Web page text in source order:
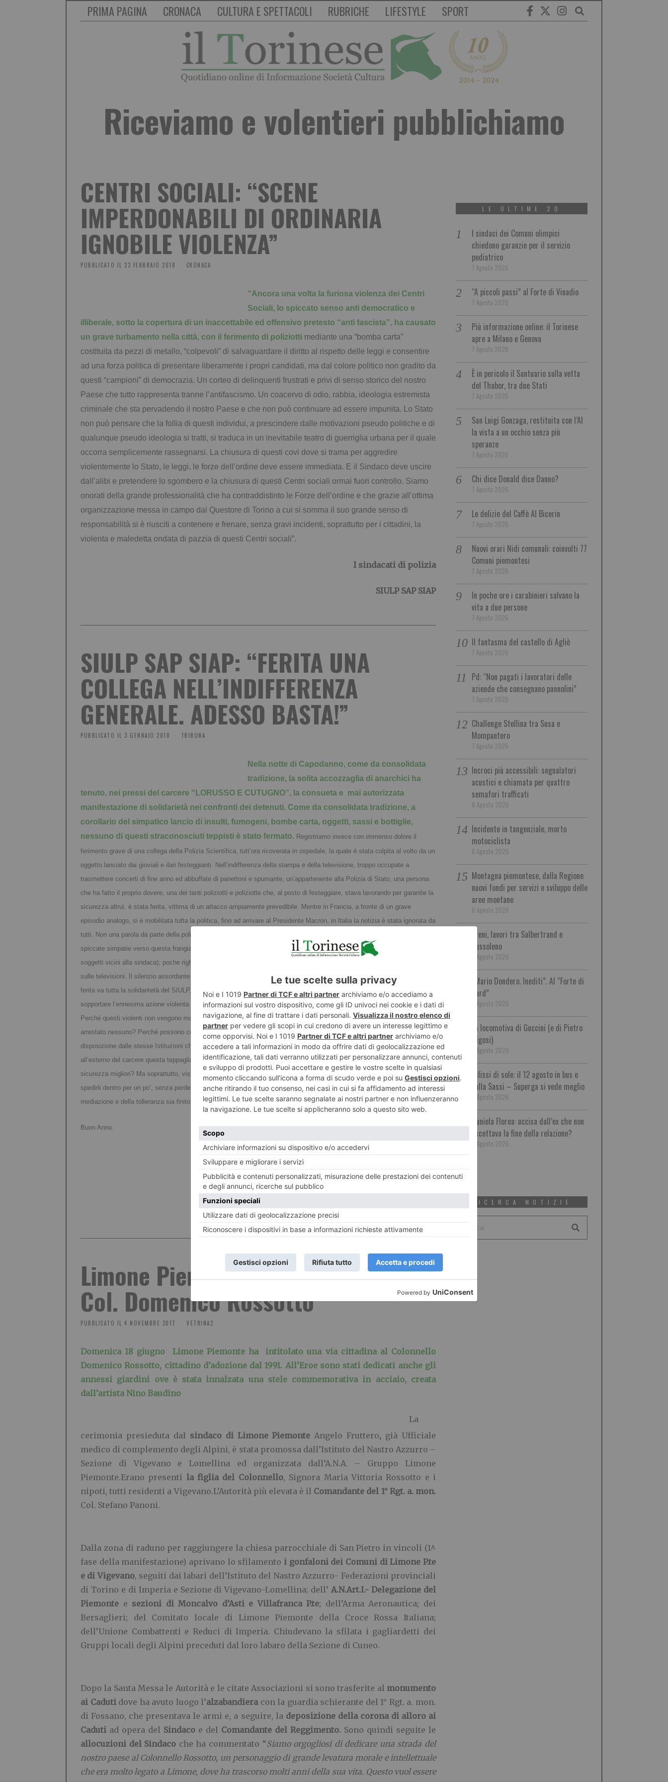
PRIMA PAGINA CRONACA CULTURA E SPETTACOLI RUBRICHE LIFESTYLE SPORT
Riceviamo e volentieri pubblichiamo
CENTRI SOCIALI: “SCENE
IMPERDONABILI DI ORDINARIA
IGNOBILE VIOLENZA”
PUBBLICATO IL 23 FEBBRAIO 2018 CRONACA
“Ancora una volta la furiosa violenza dei Centri
Sociali, lo spiccato senso anti democratico e
illiberale, sotto la copertura di un inaccettabile ed offensivo pretesto “anti fascista”, ha causato
un grave turbamento nella città, con il ferimento di poliziotti mediante una “bomba carta”
costituita da pezzi di metallo, “colpevoli” di salvaguardare il diritto al rispetto delle leggi e consentire
ad una forza politica di presentare liberamente i propri candidati, ma dal colore politico non gradito da
questi “campioni” di democrazia. Un corteo di delinquenti frustrati e privi di senso storico del nostro
Paese che tutto rappresenta tranne l’antifascismo. Un coacervo di odio, rabbia, ideologia estremista
criminale che sta pervadendo il nostro Paese e che non può continuare ad essere impunita. Lo Stato
non può pensare che la follia di questi individui, a prescindere dalle motivazioni pseudo politiche e di
qualunque pseudo ideologia si tratti, si traduca in un inevitabile teatro di guerriglia urbana per il quale
occorra semplicemente rassegnarsi. La chiusura di questi covi dove si trama per aggredire
violentemente lo Stato, le leggi, le forze dell’ordine deve essere immediata. E il Sindaco deve uscire
dall’alibi e pretendere lo sgombero e la chiusura di questi Centri sociali ormai fuori controllo. Siamo
onorati della grande professionalità che ha contraddistinto le Forze dell’ordine e che grazie all’ottima
organizzazione messa in campo dal Questore di Torino a cui si somma il suo grande senso di
responsabilità si è riusciti a contenere e frenare, senza gravi incidenti, soprattutto per i cittadini, la
violenta e maledetta ondata di pazzia di questi Centri sociali”.
I sindacati di polizia
SIULP SAP SIAP
SIULP SAP SIAP: “FERITA UNA
COLLEGA NELL’INDIFFERENZA
GENERALE. ADESSO BASTA!”
PUBBLICATO IL 3 GENNAIO 2018 TRIBUNA
Nella notte di Capodanno, come da consolidata
tradizione, la solita accozzaglia di anarchici ha
tenuto, nei pressi del carcere “LORUSSO E CUTUGNO”, la consueta e mai autorizzata
manifestazione di solidarietà nei confronti dei detenuti. Come da consolidata tradizione, a
corollario del simpatico lancio di insulti, fumogeni, bombe carta, oggetti, sassi e bottiglie,
nessuno di questi straconosciuti teppisti è stato fermato. Registriamo invece con immenso dolore il
ferimento grave di una collega della Polizia Scientifica, tutt’ora ricoverata in ospedale, la quale è stata colpita al volto da un
oggetto lanciato dai gioviali e ilari festeggianti. Nell’indifferenza della stampa e della televisione, troppo occupate a
trasmettere concerti di fine anno ed abbuffate di panettoni e spumante, un’appartenente alla Polizia di Stato, una persona
che ha fatto il proprio dovere, una dei tanti poliziotti e poliziotte che, al posto di festeggiare, stava lavorando per garanite la
sicurezza altrui, è stata ferita, vittima di un attacco ampiamente prevedibile. Mentre in Francia, a fronte di un grave
episodio analogo, si è mobilitata tutta la politica, fino ad arrivare al Presidente Macron, in Italia la notizia è stata ignorata da
tutti. Non una parola da parte della politica, sia nazionale che locale (questo sicuramente ci stupisce di meno, viste le
spiccate simpatie verso questa frangia eversiva da parte di alcuni
soggetti vicini alla sindaca); poche righe sui giornali, ancor meno
sulle televisioni. Il silenzio assordante di chi dovrebbe parlare indigna tutti i poliziotti e ci urta nel profondo. Alla collega
ferita va tutta la solidaritetà del SIULP, SAP e SIAP nella speranza che questo sia l’ultimo capodanno passato a dover
sopportare l’ennesima azione violenta da parte dei soliti noti.Troppe domande, inoltre, vengono lasciate senza risposta.
Perché questi violenti non vengono mai fermati prima? Perché a fronte di atti di brutalità simile non viene mai fermato e
arrestato nessuno? Perché possono continuare a organizzare attacchi contro le Istituzioni utilizzando i locali messi a
disposizione dalle stesse Istituzioni che poi contestano violentemente? Perché costringere la Polizia di Stato a fronteggiare
all’esterno del carcere questa teppaglia, quando dall’interno si potrebbe documentare e riprendere il tutto, in condizioni di
sicurezza migliori? Ma soprattutto, visto che questa gentaglia ci tiene così tanto ad avvicinarsi al carcere, perché non
spedirli dentro per un po’, senza perdere altro tempo, attesi gli atti che pongono in essere?Crediamo che il tempo della
mediazione e della tolleranza sia finito.
Buon Anno.
Limone Piemonte intitola una via al
Col. Domenico Rossotto
PUBBLICATO IL 4 NOVEMBRE 2017 VETRINA2
Domenica 18 giugno Limone Piemonte ha intitolato una via cittadina al Colonnello
Domenico Rossotto, cittadino d’adozione dal 1991. All’Eroe sono stati dedicati anche gli
annessi giardini ove è stata innalzata una stele commemorativa in acciaio, creata
dall’artista Nino Baudino
La
cerimonia presieduta dal sindaco di Limone PiemonteAngelo Fruttero, già Ufficiale
medico di complemento degli Alpini, è stata promossa dall’Istituto del Nastro Azzurro –
Sezione di Vigevano e Lomellina ed organizzata dall’A.N.A. – Gruppo Limone
Piemonte.Erano presenti la figlia del Colonnello, Signora Maria Vittoria Rossotto e i
nipoti, tutti residenti a Vigevano.L’Autorità più elevata è il Comandante del 1° Rgt. a. mon.
Col. Stefano Panoni.
Dalla zona di raduno per raggiungere la chiesa parrocchiale di San Pietro in vincoli (1^
fase della manifestazione) aprivano lo sfilamento i gonfaloni dei Comuni di Limone P.te
e di Vigevano, seguiti dai labari dell’Istituto del Nastro Azzurro- Federazioni provinciali
di Torino e di Imperia e Sezione di Vigevano-Lomellina; dell’A.N.Art.I.- Delegazione del
Piemonte e sezioni di Moncalvo d’Asti e Villafranca P.te; dell’Arma Aeronautica; dei
Bersaglieri; del Comitato locale di Limone Piemonte della Croce Rossa Italiana;
dell’Unione Combattenti e Reduci di Imperia. Chiudevano la sfilata i gagliardetti dei
Gruppi locali degli Alpini preceduti dal loro labaro della Sezione di Cuneo.
Dopo la Santa Messa le Autorità e le citate Associazioni si sono trasferite al monumento
ai Cadutidove ha avuto luogo l’alzabandiera con la guardia schierante del 1° Rgt. a. mon.
di Fossano, che presentava le armi e, a seguire, la deposizione della corona di alloro ai
Caduti ad opera del Sindaco e del Comandante del Reggimento. Sono quindi seguite le
allocuzioni del Sindaco che ha commentato “Siamo orgogliosi di dedicare una strada del
nostro paese al Colonnello Rossotto, un personaggio di grande levatura morale e intellettuale
che era molto legato a Limone, dove ha trascorso molti anni della sua vita. Questo vuol essere
LE ULTIME 20
I sindaci dei Comuni olimpici
chiedono garanzie per il servizio
pediatrico
7 Agosto 2026
“A piccoli passi” al Forte di Vinadio
7 Agosto 2026
Più informazione online: il Torinese
apre a Milano e Genova
7 Agosto 2026
È in pericolo il Santuario sulla vetta
del Thabor, tra due Stati
7 Agosto 2026
San Luigi Gonzaga, restituita con l’AI
la vista a un occhio senza più
speranze
7 Agosto 2026
Chi dice Donald dice Danno?
7 Agosto 2026
Le delizie del Caffè Al Bicerin
7 Agosto 2026
Nuovi orari Nidi comunali: coinvolti 77
Comuni piemontesi
7 Agosto 2026
In poche ore i carabinieri salvano la
vita a due persone
7 Agosto 2026
Il fantasma del castello di Agliè
7 Agosto 2026
Pd: “Non pagati i lavoratori delle
aziende che consegnano pannolini”
7 Agosto 2026
Challenge Stellina tra Susa e
Mompantero
7 Agosto 2026
Incroci più accessibili: segnalatori
acustici e chiamata per quattro
semafori trafficati
6 Agosto 2026
Incidente in tangenziale, morto
motociclista
6 Agosto 2026
Montagna piemontese, dalla Regione
nuovi fondi per servizi e sviluppo delle
aree montane
6 Agosto 2026
Treni, lavori tra Salbertrand e
Bussoleno
6 Agosto 2026
“Mario Dondero. Inediti”. Al “Forte di
Bard”
6 Agosto 2026
La locomotiva di Guccini (e di Pietro
Rigosi)
6 Agosto 2026
Eclissi di sole: il 12 agosto in bus e
sulla Sassi – Superga si vede meglio
6 Agosto 2026
Daniela Florea: uccisa dall’ex che non
accettava la fine della relazione?
6 Agosto 2026
RICERCA NOTIZIE